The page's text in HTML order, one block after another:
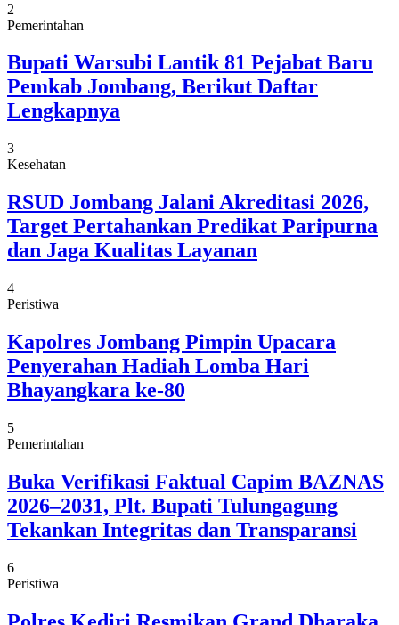
2
Pemerintahan
Bupati Warsubi Lantik 81 Pejabat Baru
Pemkab Jombang, Berikut Daftar
Lengkapnya
3
Kesehatan
RSUD Jombang Jalani Akreditasi 2026,
Target Pertahankan Predikat Paripurna
dan Jaga Kualitas Layanan
4
Peristiwa
Kapolres Jombang Pimpin Upacara
Penyerahan Hadiah Lomba Hari
Bhayangkara ke-80
5
Pemerintahan
Buka Verifikasi Faktual Capim BAZNAS
2026–2031, Plt. Bupati Tulungagung
Tekankan Integritas dan Transparansi
6
Peristiwa